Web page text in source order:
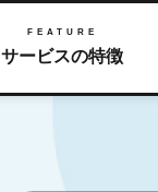
FEATURE
サービスの特徴